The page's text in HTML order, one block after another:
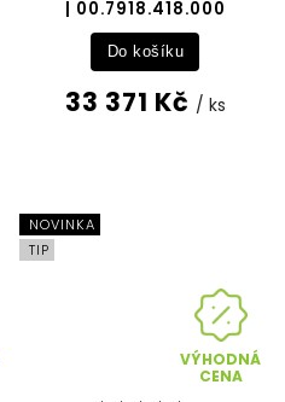
| 00.7918.418.000
33 371 Kč / ks
Do košíku
NOVINKA
TIP
VÝHODNÁ
CENA